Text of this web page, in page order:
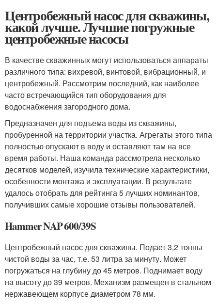
Центробежный насос для скважины,
какой лучше. Лучшие погружные
центробежные насосы
В качестве скважинных могут использоваться аппараты
различного типа: вихревой, винтовой, вибрационный, и
центробежный. Рассмотрим последний, как наиболее
часто встречающийся тип оборудования для
водоснабжения загородного дома.
Предназначен для подъема воды из скважины,
пробуренной на территории участка. Агрегаты этого типа
полностью опускают в воду и оставляют там на все
время работы. Наша команда рассмотрела несколько
десятков моделей, изучила технические характеристики,
особенности монтажа и эксплуатации. В результате
удалось отобрать для рейтинга 5 лучших номинантов,
получивших самые хорошие отзывы пользователей.
Hammer NAP 600/39S
Центробежный насос для скважины. Подает 3,2 тонны
чистой воды за час, т.е. 53 литра за минуту. Может
погружаться на глубину до 45 метров. Поднимает воду
на высоту до 39 метров. Механизм размещен в стальном
нержавеющем корпусе диаметром 78 мм.